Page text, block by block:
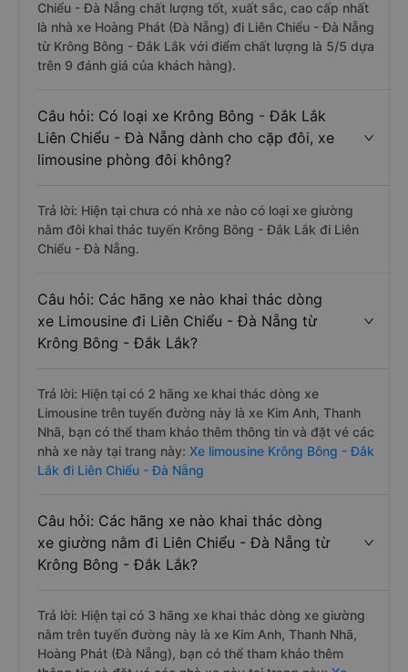
Chiểu - Đà Nẵng chất lượng tốt, xuất sắc, cao cấp nhất
là nhà xe Hoàng Phát (Đà Nẵng) đi Liên Chiểu - Đà Nẵng
từ Krông Bông - Đắk Lắk với điểm chất lượng là 5/5 dựa
trên 9 đánh giá của khách hàng).
Câu hỏi: Có loại xe Krông Bông - Đắk Lắk
Liên Chiểu - Đà Nẵng dành cho cặp đôi, xe
limousine phòng đôi không?
Trả lời: Hiện tại chưa có nhà xe nào có loại xe giường
nằm đôi khai thác tuyến Krông Bông - Đắk Lắk đi Liên
Chiểu - Đà Nẵng.
Câu hỏi: Các hãng xe nào khai thác dòng
xe Limousine đi Liên Chiểu - Đà Nẵng từ
Krông Bông - Đắk Lắk?
Trả lời: Hiện tại có 2 hãng xe khai thác dòng xe
Limousine trên tuyến đường này là xe Kim Anh, Thanh
Nhã, bạn có thể tham khảo thêm thông tin và đặt vé các
nhà xe này tại trang này: Xe limousine Krông Bông - Đắk
Lắk đi Liên Chiểu - Đà Nẵng
Câu hỏi: Các hãng xe nào khai thác dòng
xe giường nằm đi Liên Chiểu - Đà Nẵng từ
Krông Bông - Đắk Lắk?
Trả lời: Hiện tại có 3 hãng xe khai thác dòng xe giường
nằm trên tuyến đường này là xe Kim Anh, Thanh Nhã,
Hoàng Phát (Đà Nẵng), bạn có thể tham khảo thêm